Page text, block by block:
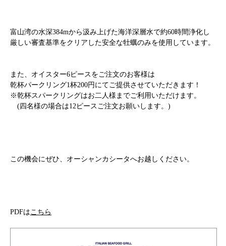
富山湾の水深384mから汲み上げた海洋深層水で約60時間浄化し
厳しい審査基準をクリアした安全な牡蠣のみを使用しています。
また、オイスター6ピースをご注文のお客様は
乾杯パークリング1杯200円にてご提供させていただきます！
※乾杯スパークリングはお二人様までご利用いただけます。
(四名様の場合は12ピースご注文お願いします。)
この機会にぜひ、オーシャンカシータへお越しください。
PDFはこちら